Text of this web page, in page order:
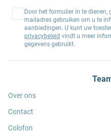
Door het formulier in te
mailadres gebruiken om u te
aanbiedingen. U kunt uw
privacybeleid vindt u meer
gegevens gebruikt.
Over ons
Contact
Colofon